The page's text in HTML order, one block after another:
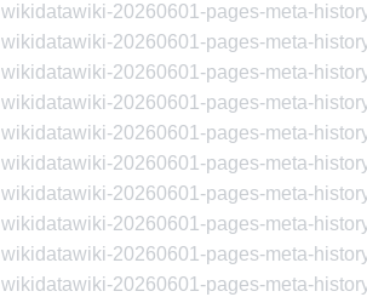
wikidatawiki-20260601-pages-meta-
wikidatawiki-20260601-pages-meta-
wikidatawiki-20260601-pages-meta-
wikidatawiki-20260601-pages-meta-
wikidatawiki-20260601-pages-meta-
wikidatawiki-20260601-pages-meta-
wikidatawiki-20260601-pages-meta-
wikidatawiki-20260601-pages-meta-
wikidatawiki-20260601-pages-meta-
wikidatawiki-20260601-pages-meta-